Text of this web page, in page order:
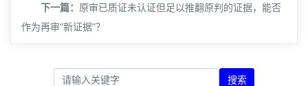
下一篇： ​原审已质证未认证但足以推翻原判的证据，能否
作为再审“新证据”？
搜索